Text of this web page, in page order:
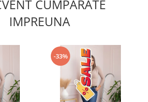
CUMPARATE
IMPREUNA
-33%